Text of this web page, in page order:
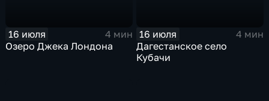
16 июля
4 мин
Озеро Джека Лондона
16 июля
4 мин
Дагестанское село
Кубачи